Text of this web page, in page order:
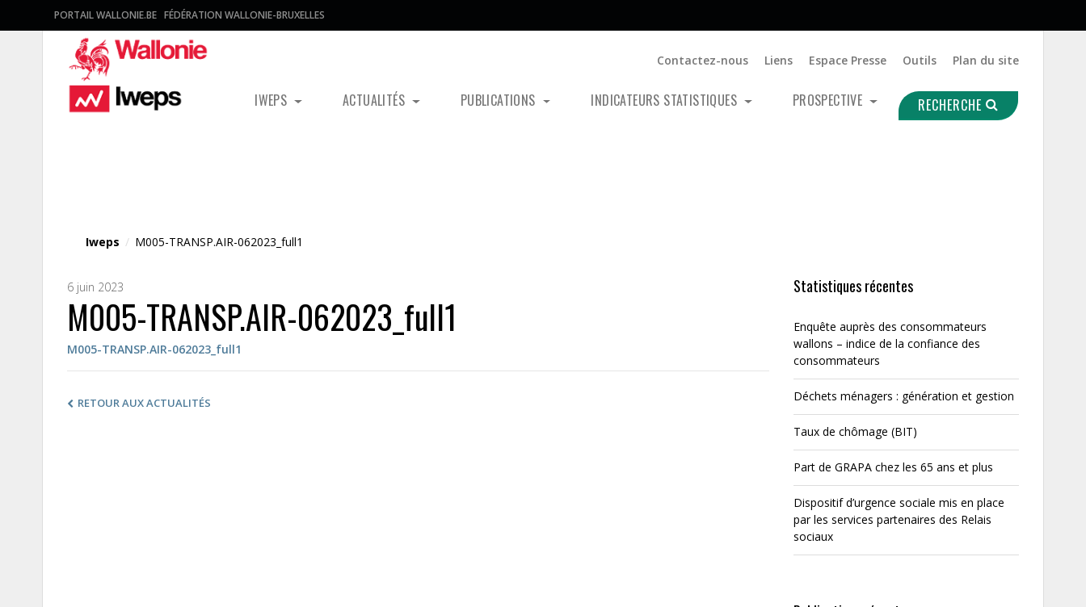
PORTAIL WALLONIE.BE FÉDÉRATION WALLONIE-BRUXELLES
Contactez-nous Liens Espace Presse Outils Plan du site
IWEPS ACTUALITÉS PUBLICATIONS INDICATEURS STATISTIQUES PROSPECTIVE RECHERCHE
Iweps / M005-TRANSP.AIR-062023_full1
6 juin 2023
M005-TRANSP.AIR-062023_full1
M005-TRANSP.AIR-062023_full1
RETOUR AUX ACTUALITÉS
Statistiques récentes
Enquête auprès des consommateurs
wallons – indice de la confiance des
consommateurs
Déchets ménagers : génération et gestion
Taux de chômage (BIT)
Part de GRAPA chez les 65 ans et plus
Dispositif d’urgence sociale mis en place
par les services partenaires des Relais
sociaux